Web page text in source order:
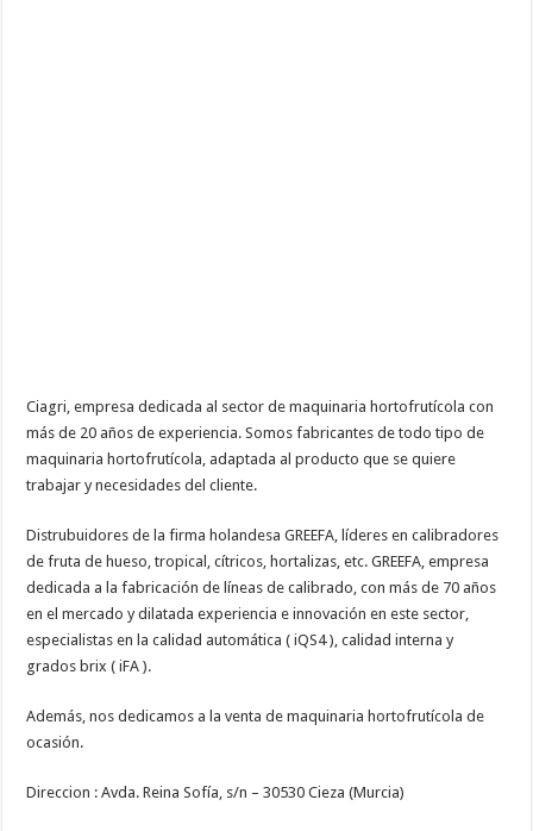
Ciagri, empresa dedicada al sector de maquinaria hortofrutícola con
más de 20 años de experiencia. Somos fabricantes de todo tipo de
maquinaria hortofrutícola, adaptada al producto que se quiere
trabajar y necesidades del cliente.
Distrubuidores de la firma holandesa GREEFA, líderes en calibradores
de fruta de hueso, tropical, cítricos, hortalizas, etc. GREEFA, empresa
dedicada a la fabricación de líneas de calibrado, con más de 70 años
en el mercado y dilatada experiencia e innovación en este sector,
especialistas en la calidad automática ( iQS4 ), calidad interna y
grados brix ( iFA ).
Además, nos dedicamos a la venta de maquinaria hortofrutícola de
ocasión.
Direccion : Avda. Reina Sofía, s/n – 30530 Cieza (Murcia)